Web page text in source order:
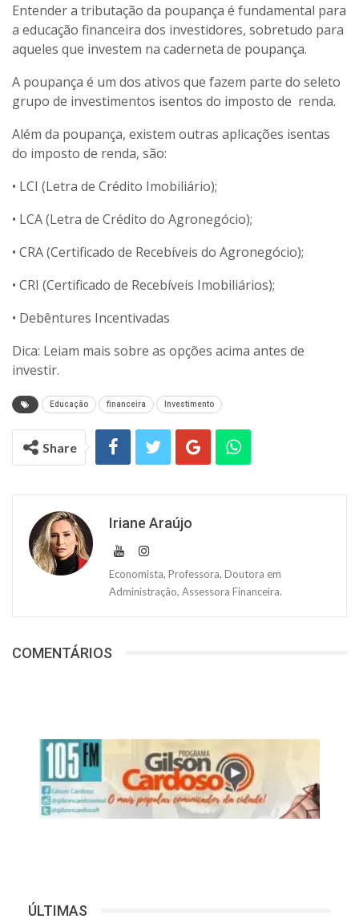
Entender a tributação da poupança é fundamental para
a educação financeira dos investidores, sobretudo para
aqueles que investem na caderneta de poupança.
A poupança é um dos ativos que fazem parte do seleto
grupo de investimentos isentos do imposto de renda.
Além da poupança, existem outras aplicações isentas
do imposto de renda, são:
• LCI (Letra de Crédito Imobiliário);
• LCA (Letra de Crédito do Agronegócio);
• CRA (Certificado de Recebíveis do Agronegócio);
• CRI (Certificado de Recebíveis Imobiliários);
• Debêntures Incentivadas
Dica: Leiam mais sobre as opções acima antes de
investir.
Educação financeira Investimento
Share
Iriane Araújo
Economista, Professora, Doutora em
Administração, Assessora Financeira.
COMENTÁRIOS
ÚLTIMAS